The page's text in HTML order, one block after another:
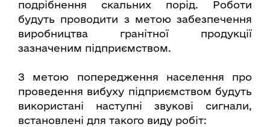
подрібнення скальних порід. Роботи
будуть проводити з метою забезпечення
виробництва гранітної продукції
зазначеним підприємством.
З метою попередження населення про
проведення вибуху підприємством будуть
використані наступні звукові сигнали,
встановлені для такого виду робіт: